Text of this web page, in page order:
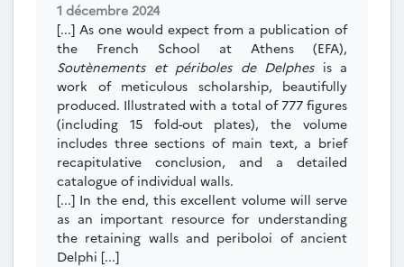
1 décembre 2024
[...] As one would expect from a publication of
the French School at Athens (EFA),
Soutènements et périboles de Delphes is a
work of meticulous scholarship, beautifully
produced. Illustrated with a total of 777 figures
(including 15 fold-out plates), the volume
includes three sections of main text, a brief
recapitulative conclusion, and a detailed
catalogue of individual walls.
[...] In the end, this excellent volume will serve
as an important resource for understanding
the retaining walls and periboloi of ancient
Delphi [...]